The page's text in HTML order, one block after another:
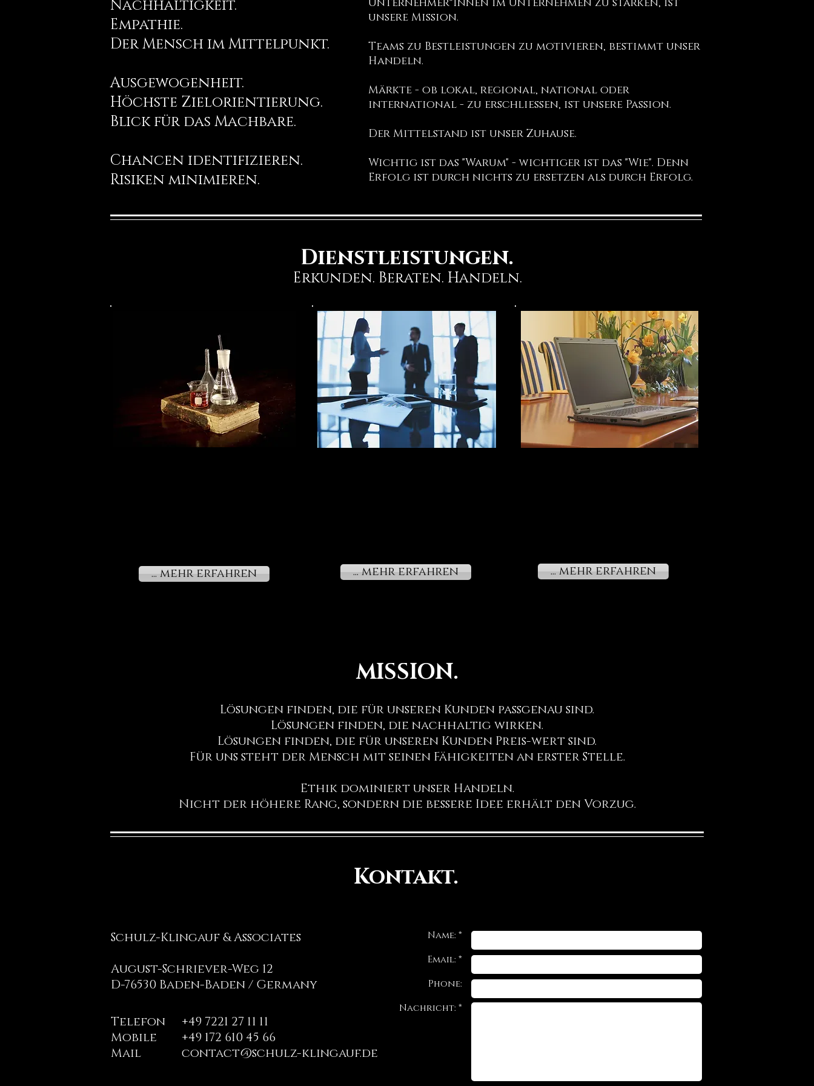
Nachhaltigkeit.
Empathie.
Der Mensch im Mittelpunkt.
Ausgewogenheit.
Höchste Zielorientierung.
Blick für das Machbare.
Chancen identifizieren.
Risiken minimieren.
Unternehmer*innen im Unternehmen zu stärken, ist
unsere Mission.
Teams zu Bestleistungen zu motivieren, bestimmt unser
Handeln.
Märkte - ob lokal, regional, national oder
international - zu erschließen, ist unsere Passion.
Der Mittelstand ist unser Zuhause.
Wichtig ist das "Warum" - wichtiger ist das "Wie". Denn
Erfolg ist durch nichts zu ersetzen als durch Erfolg.
Dienstleistungen.
Erkunden. Beraten. Handeln.
... mehr erfahren
... mehr erfahren
... mehr erfahren
MISSION.
Lösungen finden, die für unseren Kunden passgenau sind.
Lösungen finden, die nachhaltig wirken.
Lösungen finden, die für unseren Kunden Preis-wert sind.
Für uns steht der Mensch mit seinen Fähigkeiten an erster Stelle.
Ethik dominiert unser Handeln.
Nicht der höhere Rang, sondern die bessere Idee erhält den Vorzug.
Kontakt.
Schulz-Klingauf & Associates
August-Schriever-Weg 12
D-76530 Baden-Baden / Germany
Telefon
Mobile
Mail
+49 7221 27 11 11
+49 172 610 45 66
contact@schulz-klingauf.de
Name: *
Email: *
Phone:
Nachricht: *